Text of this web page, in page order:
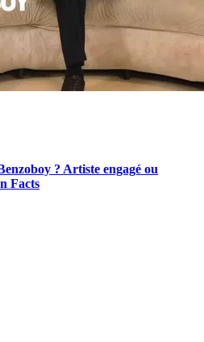
? Artiste engagé ou
Facts